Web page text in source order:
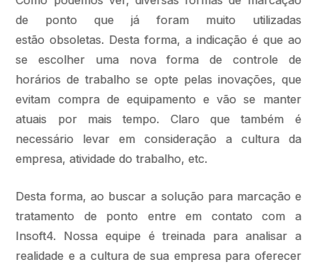
de ponto que já foram muito utilizadas
estão obsoletas. Desta forma, a indicação é que ao
se escolher uma nova forma de controle de
horários de trabalho se opte pelas inovações, que
evitam compra de equipamento e vão se manter
atuais por mais tempo. Claro que também é
necessário levar em consideração a cultura da
empresa, atividade do trabalho, etc.
Desta forma, ao buscar a solução para marcação e
tratamento de ponto entre em contato com a
Insoft4. Nossa equipe é treinada para analisar a
realidade e a cultura de sua empresa para oferecer